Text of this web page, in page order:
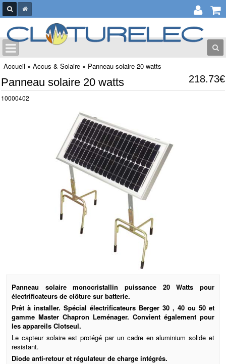
Accueil » Accus & Solaire » Panneau solaire 20 watts
218.73€
Panneau solaire 20 watts
10000402
Panneau solaire monocristallin puissance 20 Watts pour
électrificateurs de clôture sur batterie.
Prêt à installer. Spécial électrificateurs Berger 30 , 40 ou 50 et
gamme Master Chapron Leménager. Convient également pour
les appareils Clotseul.
Le capteur solaire est protégé par un cadre en aluminium solide et
resistant.
Diode anti-retour et régulateur de charge intégrés.